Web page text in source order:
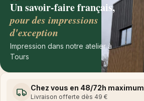
Un savoir-faire français,
pour des impressions
d'exception
Impression dans notre atelier à
Tours
Chez vous en 48/72h maximum
Livraison offerte dès 49 €